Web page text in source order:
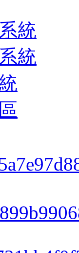
統
統